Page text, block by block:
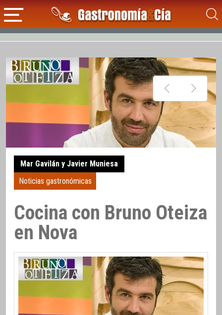
Mar Gavilán y Javier Muniesa
Noticias gastronómicas
Cocina con Bruno Oteiza
en Nova